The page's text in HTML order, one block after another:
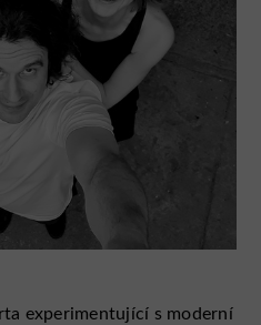
experimentující s moderní